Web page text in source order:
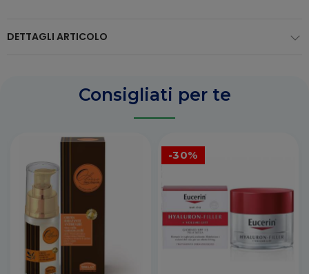
DETTAGLI ARTICOLO
Consigliati per te
-30%